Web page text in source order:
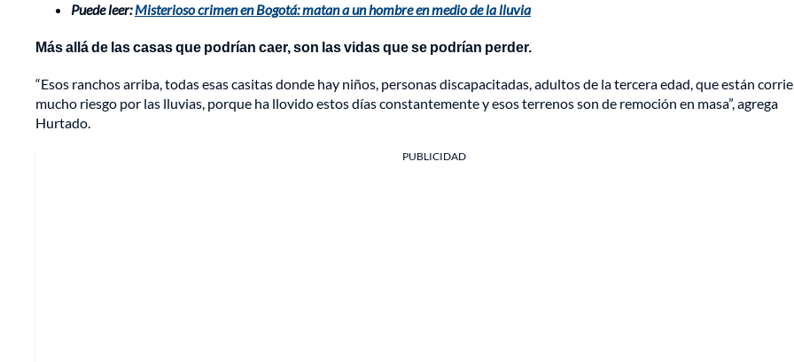
Puede leer:Misterioso crimen en Bogotá: matan a un hombre en medio de la lluvia
Más allá de las casas que podrían caer, son las vidas que se podrían perder.
“Esos ranchos arriba, todas esas casitas donde hay niños, personas discapacitadas, adultos de la tercera edad, que están
mucho riesgo por las lluvias, porque ha llovido estos días constantemente y esos terrenos son de remoción en masa”, agrega
Hurtado.
PUBLICIDAD